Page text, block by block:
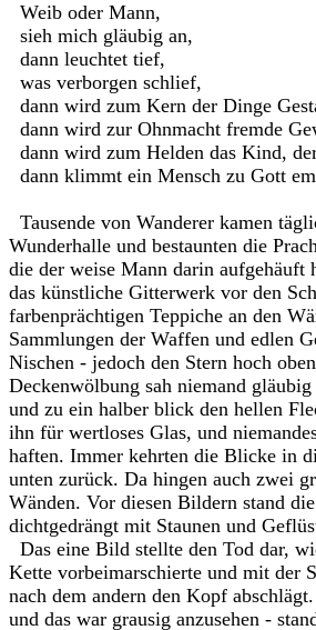
Weib oder Mann,
sieh mich gläubig an,
dann leuchtet tief,
was verborgen schlief,
dann wird zum Kern der Dinge
dann wird zur Ohnmacht fremde
dann wird zum Helden das Kind,
dann klimmt ein Mensch zu Gott
Tausende von Wanderer kamen
Wunderhalle und bestaunten die
die der weise Mann darin aufgehäuft
das künstliche Gitterwerk vor den
farbenprächtigen Teppiche an den
Sammlungen der Waffen und edlen
Nischen - jedoch den Stern hoch
Deckenwölbung sah niemand
und zu ein halber blick den hellen
ihn für wertloses Glas, und
haften. Immer kehrten die Blicke in
unten zurück. Da hingen auch zwei
Wänden. Vor diesen Bildern stand
dichtgedrängt mit Staunen und
Das eine Bild stellte den Tod dar,
Kette vorbeimarschierte und mit der
nach dem andern den Kopf
und das war grausig anzusehen -